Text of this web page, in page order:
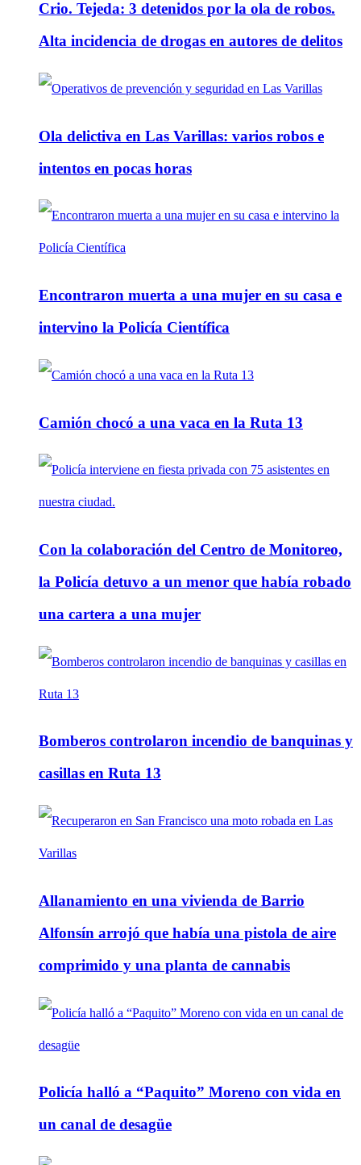
Crio. Tejeda: 3 detenidos por la ola de robos.
Alta incidencia de drogas en autores de delitos
Ola delictiva en Las Varillas: varios robos e
intentos en pocas horas
Encontraron muerta a una mujer en su casa e
intervino la Policía Científica
Camión chocó a una vaca en la Ruta 13
Con la colaboración del Centro de Monitoreo,
la Policía detuvo a un menor que había robado
una cartera a una mujer
Bomberos controlaron incendio de banquinas y
casillas en Ruta 13
Allanamiento en una vivienda de Barrio
Alfonsín arrojó que había una pistola de aire
comprimido y una planta de cannabis
Policía halló a “Paquito” Moreno con vida en
un canal de desagüe